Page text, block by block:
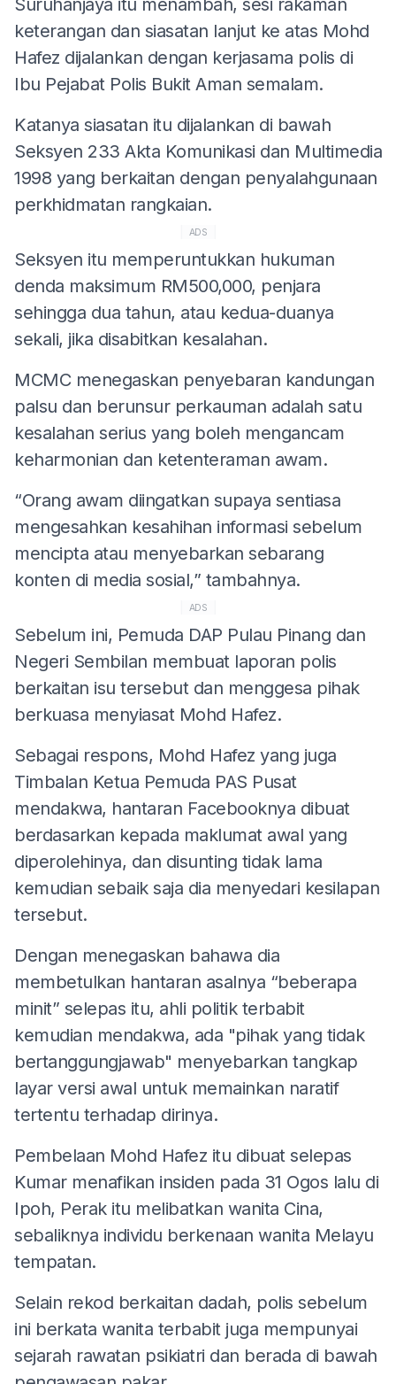
keterangan dan siasatan lanjut ke atas Mohd
Hafez dijalankan dengan kerjasama polis di
Ibu Pejabat Polis Bukit Aman semalam.
Katanya siasatan itu dijalankan di bawah
Seksyen 233 Akta Komunikasi dan Multimedia
1998 yang berkaitan dengan penyalahgunaan
perkhidmatan rangkaian.
ADS
Seksyen itu memperuntukkan hukuman
denda maksimum RM500,000, penjara
sehingga dua tahun, atau kedua-duanya
sekali, jika disabitkan kesalahan.
MCMC menegaskan penyebaran kandungan
palsu dan berunsur perkauman adalah satu
kesalahan serius yang boleh mengancam
keharmonian dan ketenteraman awam.
“Orang awam diingatkan supaya sentiasa
mengesahkan kesahihan informasi sebelum
mencipta atau menyebarkan sebarang
konten di media sosial,” tambahnya.
ADS
Sebelum ini, Pemuda DAP Pulau Pinang dan
Negeri Sembilan membuat laporan polis
berkaitan isu tersebut dan menggesa pihak
berkuasa menyiasat Mohd Hafez.
Sebagai respons, Mohd Hafez yang juga
Timbalan Ketua Pemuda PAS Pusat
mendakwa, hantaran Facebooknya dibuat
berdasarkan kepada maklumat awal yang
diperolehinya, dan disunting tidak lama
kemudian sebaik saja dia menyedari kesilapan
tersebut.
Dengan menegaskan bahawa dia
membetulkan hantaran asalnya “beberapa
minit” selepas itu, ahli politik terbabit
kemudian mendakwa, ada "pihak yang tidak
bertanggungjawab" menyebarkan tangkap
layar versi awal untuk memainkan naratif
tertentu terhadap dirinya.
Pembelaan Mohd Hafez itu dibuat selepas
Kumar menafikan insiden pada 31 Ogos lalu di
Ipoh, Perak itu melibatkan wanita Cina,
sebaliknya individu berkenaan wanita Melayu
tempatan.
Selain rekod berkaitan dadah, polis sebelum
ini berkata wanita terbabit juga mempunyai
sejarah rawatan psikiatri dan berada di bawah